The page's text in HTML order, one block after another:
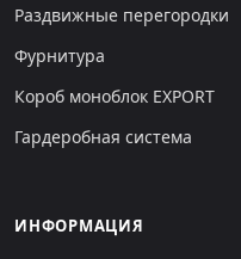
Раздвижные перегородки
Фурнитура
Короб моноблок EXPORT
Гардеробная система
ИНФОРМАЦИЯ